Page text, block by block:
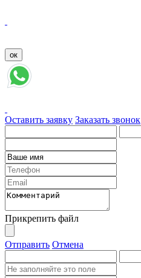
Оставить заявку Заказать звонок
Прикрепить файл
Отправить Отмена